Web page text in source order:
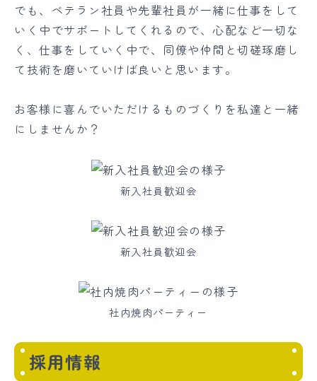
でも、ベテラン社員や先輩社員が一緒に仕事をして
いく中でサポートしてくれるので、心配など一切な
く、仕事をしていく中で、同僚や仲間と切磋琢磨し
て技術を磨いていけば良いと思います。
お客様に喜んでいただけるものづくりを私達と一緒
にしませんか？
新入社員歓迎会
新入社員歓迎会
社内焼肉パーティー
採用情報